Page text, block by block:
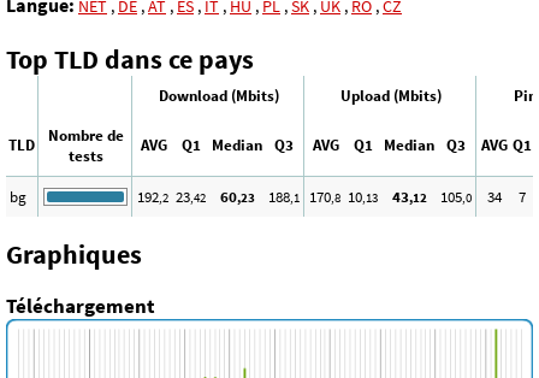
NET , DE ,AT , ES , IT , HU , PL ,SK , UK , RO ,CZ
Top TLD dans ce pays
Download (Mbits) Upload (Mbits)
TLD
Nombre de
tests
AVG Q1 Median Q3 AVG Q1 Median Q3 AVG Q1
bg 192,2 23,42 60,23 188,1 170,8 10,13 43,12 105,0 34 7
Graphiques
Téléchargement